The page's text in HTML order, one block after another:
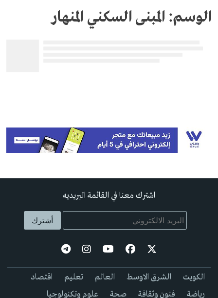
الوسم: المبنى السكني المنهار
اشترك معنا في القائمة البريديه
الكويت الشرق الاوسط العالم تعليم
اقتصاد
رياضة
فنون وثقافة صحة علوم وتكنولوجيا